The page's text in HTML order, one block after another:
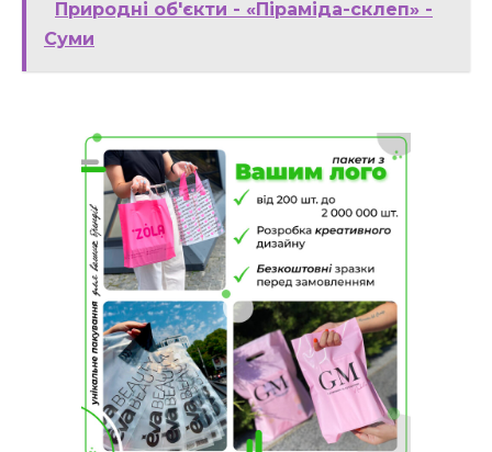
Природні об'єкти - «Піраміда-склеп» -
Суми